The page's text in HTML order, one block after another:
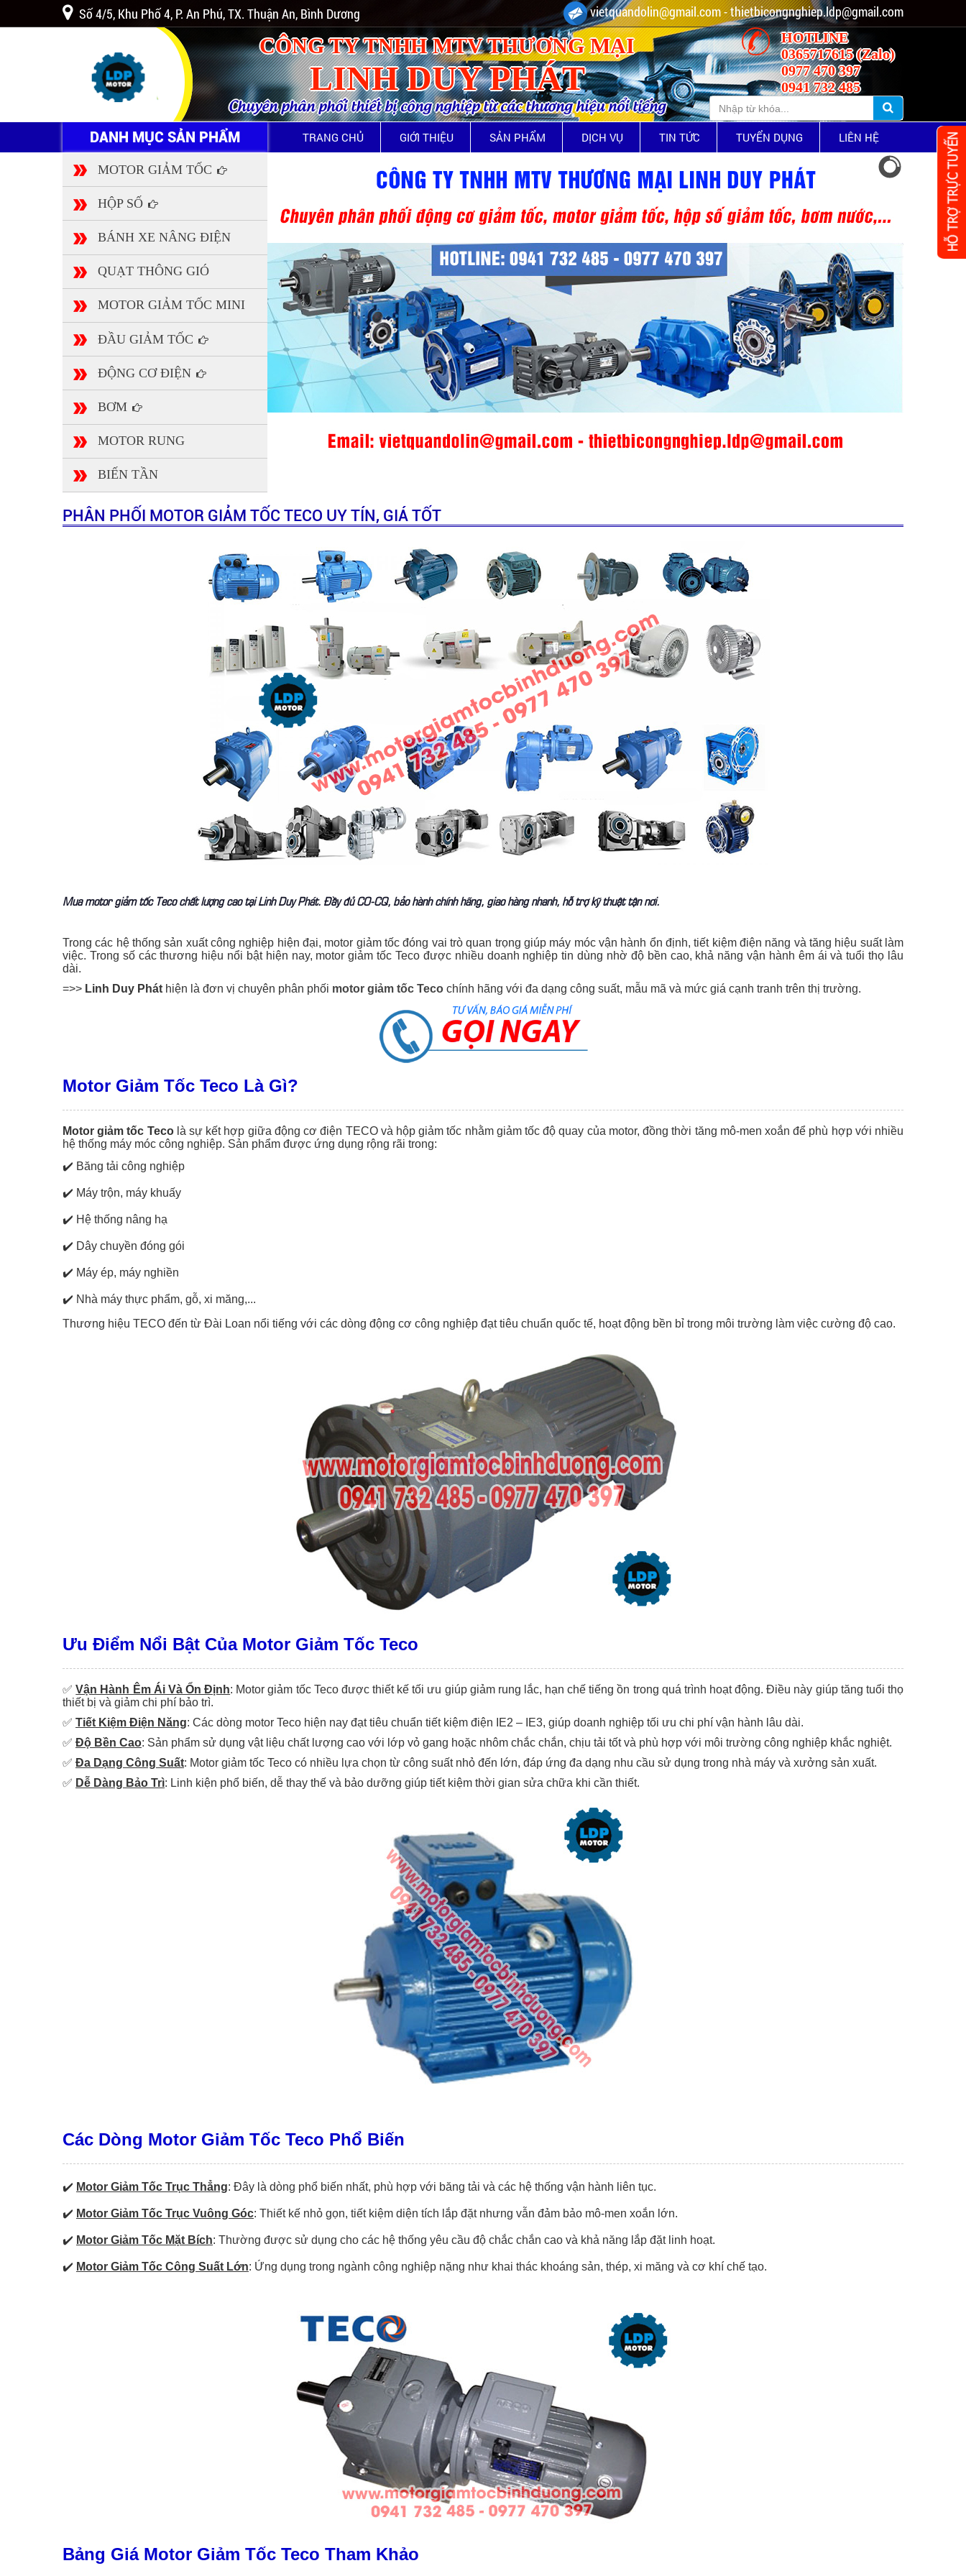
Số 4/5, Khu Phố 4, P. An Phú, TX. Thuận An, Bình Dương vietquandolin@gmail.com - thietbicongnghiep.ldp@gmail.com
CÔNG TY TNHH MTV THƯƠNG MẠI
LINH DUY PHÁT
Chuyên phân phối thiết bị công nghiệp từ các thương hiệu nổi tiếng
HOTLINE
0365717615 (Zalo)
0977 470 397
0941 732 485
DANH MỤC SẢN PHẨM TRANG CHỦ GIỚI THIỆU SẢN PHẨM DỊCH VỤ TIN TỨC TUYỂN DỤNG LIÊN HỆ
MOTOR GIẢM TỐC
HỘP SỐ
BÁNH XE NÂNG ĐIỆN
QUẠT THÔNG GIÓ
MOTOR GIẢM TỐC MINI
ĐẦU GIẢM TỐC
ĐỘNG CƠ ĐIỆN
BƠM
MOTOR RUNG
BIẾN TẦN
PHÂN PHỐI MOTOR GIẢM TỐC TECO UY TÍN, GIÁ TỐT
Mua motor giảm tốc Teco chất lượng cao tại Linh Duy Phát. Đầy đủ CO-CQ, bảo hành chính hãng, giao hàng nhanh, hỗ trợ kỹ thuật tận nơi.
Trong các hệ thống sản xuất công nghiệp hiện đại, motor giảm tốc đóng vai trò quan trọng giúp máy móc vận hành ổn định, tiết kiệm điện năng và tăng hiệu suất làm
việc. Trong số các thương hiệu nổi bật hiện nay, motor giảm tốc Teco được nhiều doanh nghiệp tin dùng nhờ độ bền cao, khả năng vận hành êm ái và tuổi thọ lâu
dài.
=>> Linh Duy Phát hiện là đơn vị chuyên phân phối motor giảm tốc Teco chính hãng với đa dạng công suất, mẫu mã và mức giá cạnh tranh trên thị trường.
Motor Giảm Tốc Teco Là Gì?
Motor giảm tốc Tecolà sự kết hợp giữa động cơ điện TECO và hộp giảm tốc nhằm giảm tốc độ quay của motor, đồng thời tăng mô-men xoắn để phù hợp với nhiều
hệ thống máy móc công nghiệp. Sản phẩm được ứng dụng rộng rãi trong:
✔️ Băng tải công nghiệp
✔️ Máy trộn, máy khuấy
✔️ Hệ thống nâng hạ
✔️ Dây chuyền đóng gói
✔️ Máy ép, máy nghiền
✔️ Nhà máy thực phẩm, gỗ, xi măng,...
Thương hiệu TECO đến từ Đài Loan nổi tiếng với các dòng động cơ công nghiệp đạt tiêu chuẩn quốc tế, hoạt động bền bỉ trong môi trường làm việc cường độ cao.
Ưu Điểm Nổi Bật Của Motor Giảm Tốc Teco
✅ Vận Hành Êm Ái Và Ổn Định: Motor giảm tốc Teco được thiết kế tối ưu giúp giảm rung lắc, hạn chế tiếng ồn trong quá trình hoạt động. Điều này giúp tăng tuổi thọ
thiết bị và giảm chi phí bảo trì.
✅ Tiết Kiệm Điện Năng: Các dòng motor Teco hiện nay đạt tiêu chuẩn tiết kiệm điện IE2 – IE3, giúp doanh nghiệp tối ưu chi phí vận hành lâu dài.
✅ Độ Bền Cao: Sản phẩm sử dụng vật liệu chất lượng cao với lớp vỏ gang hoặc nhôm chắc chắn, chịu tải tốt và phù hợp với môi trường công nghiệp khắc nghiệt.
✅ Đa Dạng Công Suất: Motor giảm tốc Teco có nhiều lựa chọn từ công suất nhỏ đến lớn, đáp ứng đa dạng nhu cầu sử dụng trong nhà máy và xưởng sản xuất.
✅ Dễ Dàng Bảo Trì: Linh kiện phổ biến, dễ thay thế và bảo dưỡng giúp tiết kiệm thời gian sửa chữa khi cần thiết.
Các Dòng Motor Giảm Tốc Teco Phổ Biến
✔️ Motor Giảm Tốc Trục Thẳng: Đây là dòng phổ biến nhất, phù hợp với băng tải và các hệ thống vận hành liên tục.
✔️ Motor Giảm Tốc Trục Vuông Góc: Thiết kế nhỏ gọn, tiết kiệm diện tích lắp đặt nhưng vẫn đảm bảo mô-men xoắn lớn.
✔️ Motor Giảm Tốc Mặt Bích: Thường được sử dụng cho các hệ thống yêu cầu độ chắc chắn cao và khả năng lắp đặt linh hoạt.
✔️ Motor Giảm Tốc Công Suất Lớn: Ứng dụng trong ngành công nghiệp nặng như khai thác khoáng sản, thép, xi măng và cơ khí chế tạo.
Bảng Giá Motor Giảm Tốc Teco Tham Khảo